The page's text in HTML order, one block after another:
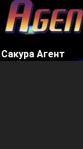
Сакура Агент